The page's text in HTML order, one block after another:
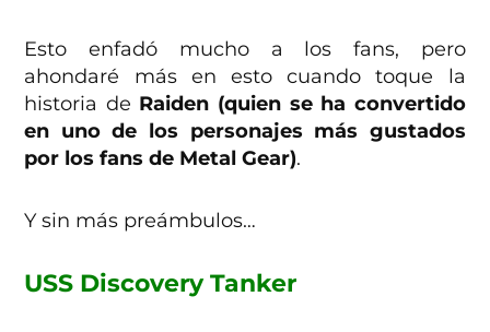
Esto enfadó mucho a los fans, pero
ahondaré más en esto cuando toque la
historia de Raiden (quien se ha convertido
en uno de los personajes más gustados
por los fans de Metal Gear).
Y sin más preámbulos…
USS Discovery Tanker